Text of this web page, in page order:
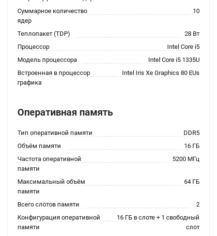
Суммарное количество
ядер
10
Теплопакет (TDP)
28 Вт
Процессор
Intel Core i5
Модель процессора
Intel Core i5 1335U
Встроенная в процессор
графика
Intel Iris Xe Graphics 80 EUs
Оперативная память
Тип оперативной памяти
DDR5
Объём памяти
16 ГБ
Частота оперативной
памяти
5200 МГц
Максимальный объём
памяти
64 ГБ
Всего слотов памяти
2
Конфигурация оперативной
памяти
16 ГБ в слоте + 1 свободный
слот